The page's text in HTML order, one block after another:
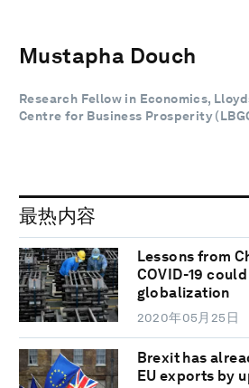
Mustapha Douch
Research Fellow in Economics,
Centre for Business Prosperity
最热内容
Lessons from
COVID-19
globalization
2020年05月25日
Brexit has
EU exports by